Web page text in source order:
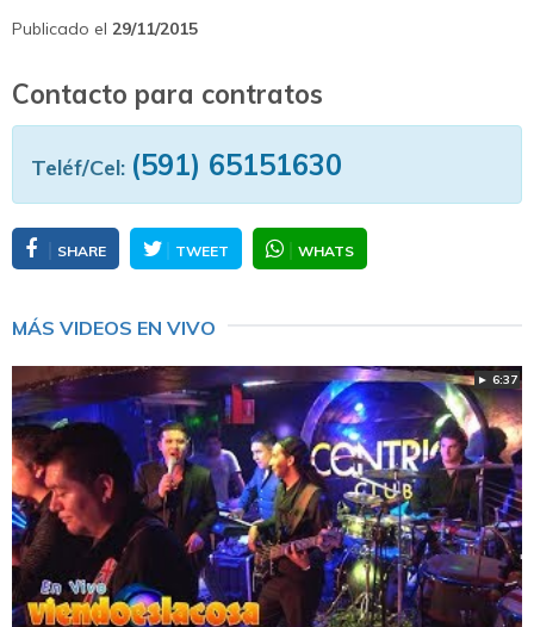
Publicado el 29/11/2015
Contacto para contratos
Teléf/Cel: (591) 65151630
SHARE TWEET WHATS
MÁS VIDEOS EN VIVO
► 6:37